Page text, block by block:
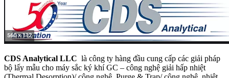
CDS Analytical LLC là công ty hàng đầu cung cấp các giải pháp
bộ lấy mẫu cho máy sắc ký khí GC – công nghệ giải hấp nhiệt